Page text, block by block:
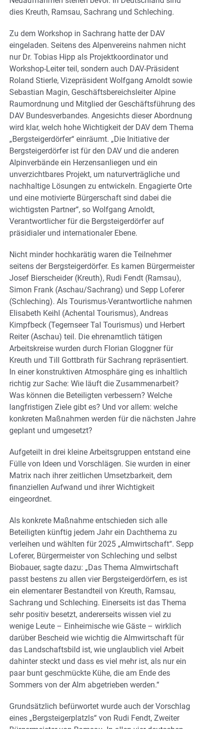
dies Kreuth, Ramsau, Sachrang und Schleching.
Zu dem Workshop in Sachrang hatte der DAV
eingeladen. Seitens des Alpenvereins nahmen nicht
nur Dr. Tobias Hipp als Projektkoordinator und
Workshop-Leiter teil, sondern auch DAV-Präsident
Roland Stierle, Vizepräsident Wolfgang Arnoldt sowie
Sebastian Magin, Geschäftsbereichsleiter Alpine
Raumordnung und Mitglied der Geschäftsführung des
DAV Bundesverbandes. Angesichts dieser Abordnung
wird klar, welch hohe Wichtigkeit der DAV dem Thema
„Bergsteigerdörfer“ einräumt. „Die Initiative der
Bergsteigerdörfer ist für den DAV und die anderen
Alpinverbände ein Herzensanliegen und ein
unverzichtbares Projekt, um naturverträgliche und
nachhaltige Lösungen zu entwickeln. Engagierte Orte
und eine motivierte Bürgerschaft sind dabei die
wichtigsten Partner“, so Wolfgang Arnoldt,
Verantwortlicher für die Bergsteigerdörfer auf
präsidialer und internationaler Ebene.
Nicht minder hochkarätig waren die Teilnehmer
seitens der Bergsteigerdörfer. Es kamen Bürgermeister
Josef Bierscheider (Kreuth), Rudi Fendt (Ramsau),
Simon Frank (Aschau/Sachrang) und Sepp Loferer
(Schleching). Als Tourismus-Verantwortliche nahmen
Elisabeth Keihl (Achental Tourismus), Andreas
Kimpfbeck (Tegernseer Tal Tourismus) und Herbert
Reiter (Aschau) teil. Die ehrenamtlich tätigen
Arbeitskreise wurden durch Florian Gloggner für
Kreuth und Till Gottbrath für Sachrang repräsentiert.
In einer konstruktiven Atmosphäre ging es inhaltlich
richtig zur Sache: Wie läuft die Zusammenarbeit?
Was können die Beteiligten verbessern? Welche
langfristigen Ziele gibt es? Und vor allem: welche
konkreten Maßnahmen werden für die nächsten Jahre
geplant und umgesetzt?
Aufgeteilt in drei kleine Arbeitsgruppen entstand eine
Fülle von Ideen und Vorschlägen. Sie wurden in einer
Matrix nach ihrer zeitlichen Umsetzbarkeit, dem
finanziellen Aufwand und ihrer Wichtigkeit
eingeordnet.
Als konkrete Maßnahme entschieden sich alle
Beteiligten künftig jedem Jahr ein Dachthema zu
verleihen und wählten für 2025 „Almwirtschaft“. Sepp
Loferer, Bürgermeister von Schleching und selbst
Biobauer, sagte dazu: „Das Thema Almwirtschaft
passt bestens zu allen vier Bergsteigerdörfern, es ist
ein elementarer Bestandteil von Kreuth, Ramsau,
Sachrang und Schleching. Einerseits ist das Thema
sehr positiv besetzt, andererseits wissen viel zu
wenige Leute – Einheimische wie Gäste – wirklich
darüber Bescheid wie wichtig die Almwirtschaft für
das Landschaftsbild ist, wie unglaublich viel Arbeit
dahinter steckt und dass es viel mehr ist, als nur ein
paar bunt geschmückte Kühe, die am Ende des
Sommers von der Alm abgetrieben werden.“
Grundsätzlich befürwortet wurde auch der Vorschlag
eines „Bergsteigerplatzls“ von Rudi Fendt, Zweiter